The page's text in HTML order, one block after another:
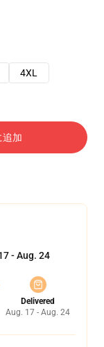
4XL
追加
- Aug. 24
Delivered
Aug. 17 - Aug. 24